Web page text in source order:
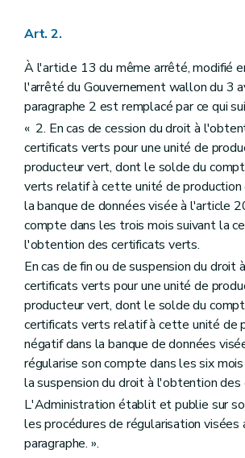
Art. 2.
À l'article 13 du même arrêté, modifié
l'arrêté du Gouvernement wallon du 3
paragraphe 2 est remplacé par ce qui
« 2. En cas de cession du droit à
certificats verts pour une unité de
producteur vert, dont le solde du
verts relatif à cette unité de
la banque de données visée à l'article
compte dans les trois mois suivant la
l'obtention des certificats verts.
En cas de fin ou de suspension du droit
certificats verts pour une unité de
producteur vert, dont le solde du
certificats verts relatif à cette unité de
négatif dans la banque de données
régularise son compte dans les six
la suspension du droit à l'obtention
L'Administration établit et publie sur
les procédures de régularisation visées
paragraphe. ».